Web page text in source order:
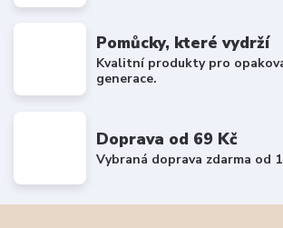
Pomůcky, které vydrží
Kvalitní produkty pro
generace.
Doprava od 69 Kč
Vybraná doprava zdarma od